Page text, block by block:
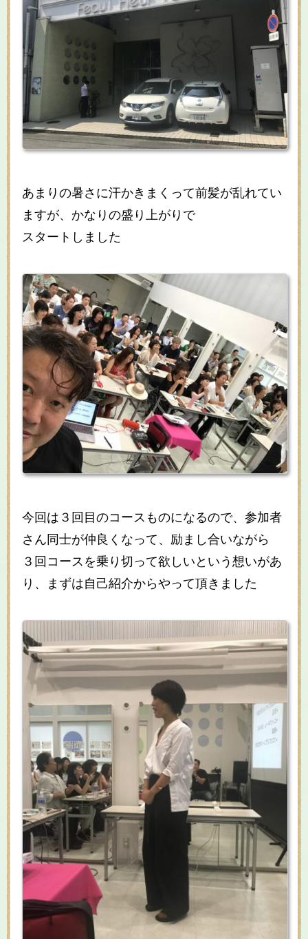
あまりの暑さに汗かきまくって前髪が乱れてい
ますが、かなりの盛り上がりで
スタートしました
今回は３回目のコースものになるので、参加者
さん同士が仲良くなって、励まし合いながら
３回コースを乗り切って欲しいという想いがあ
り、まずは自己紹介からやって頂きました